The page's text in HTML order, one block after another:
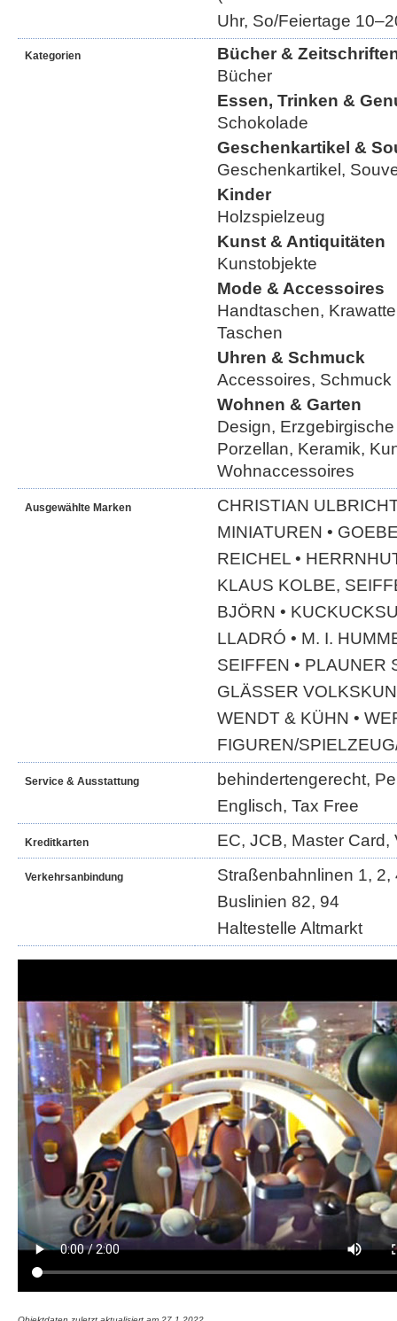
Uhr, So/Feiertage
Kategorien
Bücher &
Bücher
Essen, Trinken &
Schokolade
Geschenkartikel &
Geschenkartikel,
Kinder
Holzspielzeug
Kunst & Antiquitäten
Kunstobjekte
Mode & Accessoires
Handtaschen,
Taschen
Uhren & Schmuck
Accessoires, Schmuck
Wohnen & Garten
Design,
Porzellan, Keramik,
Wohnaccessoires
Ausgewählte Marken
CHRISTIAN
MINIATUREN •
REICHEL •
KLAUS KOLBE,
BJÖRN •
LLADRÓ • M. I.
SEIFFEN • PLAUNER
GLÄSSER
WENDT & KÜHN •
FIGUREN/
Service & Ausstattung
behindertengerecht,
Englisch, Tax Free
Kreditkarten EC, JCB, Master Card,
Verkehrsanbindung
Straßenbahnlinen 1, 2,
Buslinien 82, 94
Haltestelle Altmarkt